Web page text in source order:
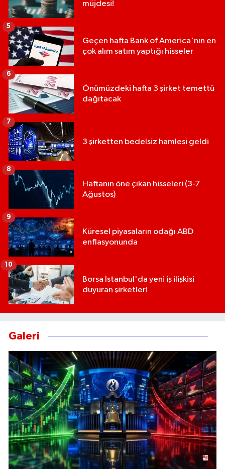
müjdesi!
Geçen hafta Bank of America'nın en
çok alım satım yaptığı hisseler
5
Önümüzdeki hafta 3 şirket temettü
dağıtacak
6
3 şirketten bedelsiz hamlesi geldi
7
Haftanın öne çıkan hisseleri (3-7
Ağustos)
8
Küresel piyasaların odağı ABD
enflasyonunda
9
Borsa İstanbul'da yeni iş ilişkisi
duyuran şirketler!
10
Galeri